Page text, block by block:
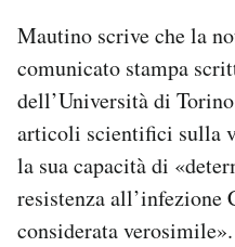
Notifiche mobile
Hai bisogno di aiuto?
Esci
Mautino scrive che la
comunicato stampa
dell’Università di
articoli scientifici sulla
la sua capacità di
resistenza all’infezione
considerata